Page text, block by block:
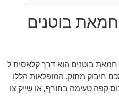
בוטנים
בוטנים הוא דרך קלאסית ל
חיבוק מתוק. המופלאות הללו
קפה טעימה בחורף, או שייק צו